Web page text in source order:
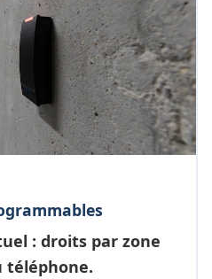
: droits par zone
téléphone.